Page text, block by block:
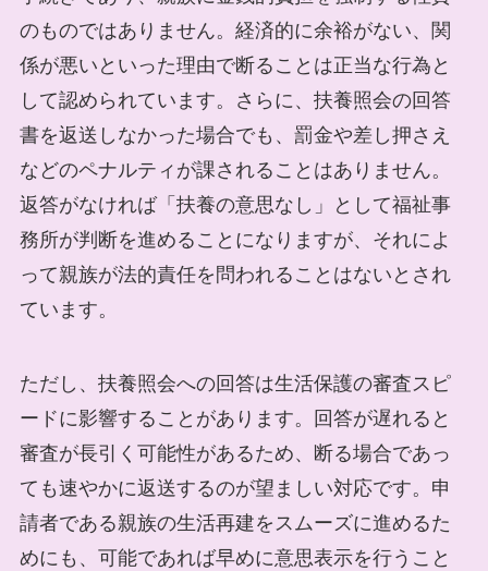
のものではありません。経済的に余裕がない、関
係が悪いといった理由で断ることは正当な行為と
して認められています。さらに、扶養照会の回答
書を返送しなかった場合でも、罰金や差し押さえ
などのペナルティが課されることはありません。
返答がなければ「扶養の意思なし」として福祉事
務所が判断を進めることになりますが、それによ
って親族が法的責任を問われることはないとされ
ています。
ただし、扶養照会への回答は生活保護の審査スピ
ードに影響することがあります。回答が遅れると
審査が長引く可能性があるため、断る場合であっ
ても速やかに返送するのが望ましい対応です。申
請者である親族の生活再建をスムーズに進めるた
めにも、可能であれば早めに意思表示を行うこと